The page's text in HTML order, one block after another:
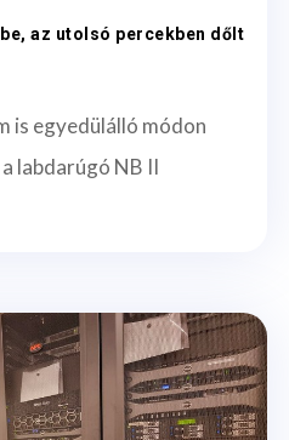
az utolsó percekben dőlt
is egyedülálló módon
labdarúgó NB II